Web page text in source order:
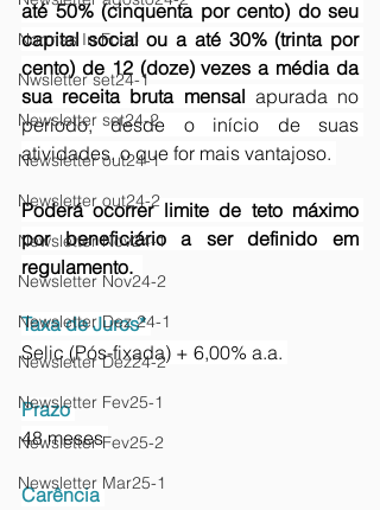
Normas In Foco
Nwsletter set24-1
Newsletter set24-2
Newsletter out24-1
Newsletter out24-2
Newsletter Nov24-1
Newsletter Nov24-2
Newsletter Dez 24-1
Newsletter Dez24-2
Newsletter Fev25-1
Newsletter Fev25-2
Newsletter Mar25-1
até 50% (cinquenta por cento) do seu
capital social ou a até 30% (trinta por
cento) de 12 (doze) vezes a média da
sua receita bruta mensal apurada no
período, desde o início de suas
atividades, o que for mais vantajoso.
Poderá ocorrer limite de teto máximo
por beneficiário a ser definido em
regulamento.
Taxa de Juros*
Selic (Pós-fixada) + 6,00% a.a.
Prazo
48 meses
Carência